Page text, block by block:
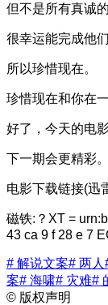
但不是所有真诚的
很幸运能完成他
所以珍惜现在。
珍惜现在和你在
好了，今天的电
下一期会更精彩。
电影下载链接(迅
磁铁:？XT =
43 ca 9 f 28 e 7
# 解说文案# 两人
案# 海啸# 灾难#
© 版权声明